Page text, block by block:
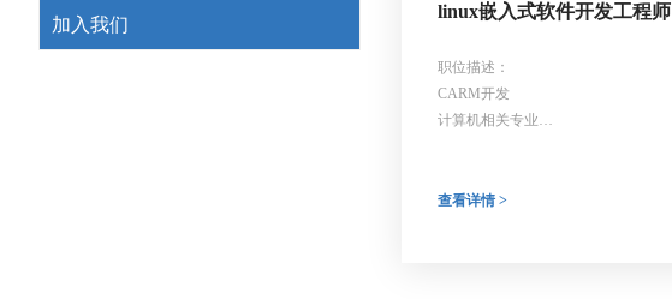
linux嵌入式软件开发工程师
职位描述：
CARM开发
计算机相关专业
查看详情 >
加入我们